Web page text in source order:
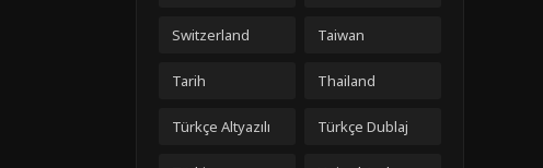
Switzerland Taiwan
Tarih Thailand
Türkçe Altyazılı Türkçe Dublaj